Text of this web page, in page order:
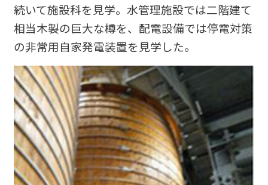
続いて施設科を見学。水管理施設では二階建て
相当木製の巨大な樽を、配電設備では停電対策
の非常用自家発電装置を見学した。